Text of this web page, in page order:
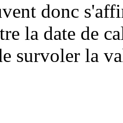
donc
la date de
survoler la